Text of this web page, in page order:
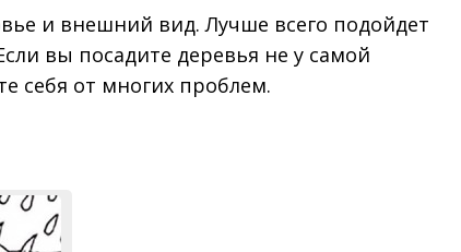
и внешний вид. Лучше всего подойдет
вы посадите деревья не у самой
себя от многих проблем.